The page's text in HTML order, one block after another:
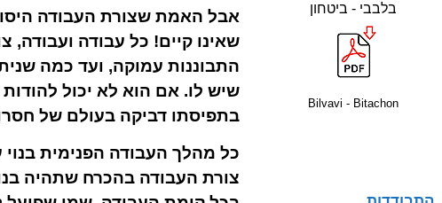
אבל האמת שצורת העבודה
שאינו קיים! כל עבודה ועבודה,
התבוננות עמוקה, ועד כמה
שיש לו. אם הוא לא יכול
בתפיסתו דביקה בעולם של
כל מהלך העבודה הפנימית
צורת העבודה בהכרח שתהיה
בלבבי - ביטחון
Bilvavi - Bitachon